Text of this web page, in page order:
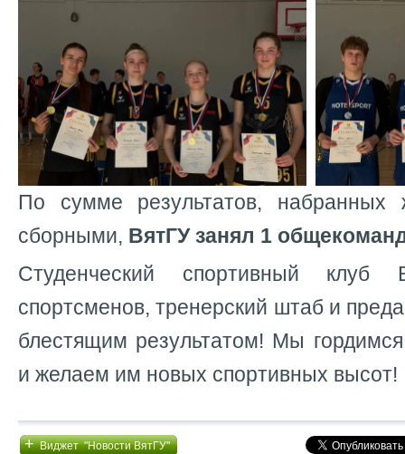
По сумме результатов, набранных
сборными, ВятГУ занял 1
Студенческий спортивный клуб
спортсменов, тренерский штаб и
блестящим результатом! Мы
и желаем им новых спортивных высот!
+Виджет "Новости ВятГУ"